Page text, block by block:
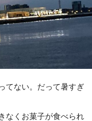
てない。だって暑すぎ
なくお菓子が食べられ